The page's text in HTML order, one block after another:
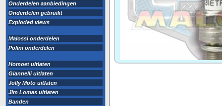
Onderdelen aanbiedingen
Onderdelen gebruikt
Exploded views
Malossi onderdelen
Polini onderdelen
Homoet uitlaten
Giannelli uitlaten
Jolly Moto uitlaten
Jim Lomas uitlaten
Banden